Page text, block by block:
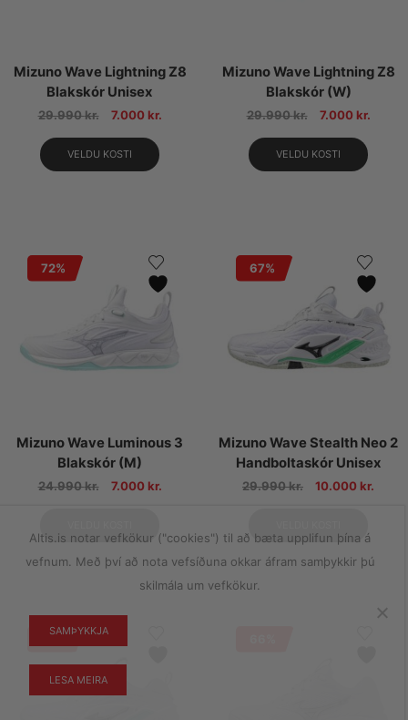
Mizuno Wave Lightning Z8
Blakskór Unisex
29.990kr. 7.000 kr.
VELDU KOSTI
Mizuno Wave Lightning Z8
Blakskór (W)
29.990kr. 7.000 kr.
VELDU KOSTI
72%
Mizuno Wave Luminous 3
Blakskór (M)
24.990kr. 7.000 kr.
67%
Mizuno Wave Stealth Neo 2
Handboltaskór Unisex
29.990kr. 10.000 kr.
67%
Altis.is notar vefkökur ("cookies") til að bæta upplifun þína á
vefnum. Með því að nota vefsíðuna okkar áfram samþykkir þú
skilmála um vefkökur.
SAMÞYKKJA
LESA MEIRA